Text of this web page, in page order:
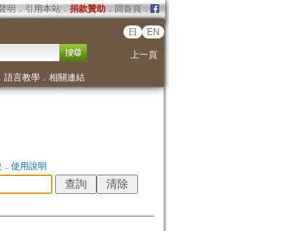
明 ． 引用本站． 捐款贊助．回首頁．
日 EN
上一頁
語言教學． 相關連結
． 使用說明